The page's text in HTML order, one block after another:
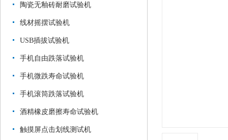
陶瓷无釉砖耐磨试验机
线材摇摆试验机
USB插拔试验机
手机自由跌落试验机
手机微跌寿命试验机
手机滚筒跌落试验机
酒精橡皮磨擦寿命试验机
触摸屏点击划线测试机